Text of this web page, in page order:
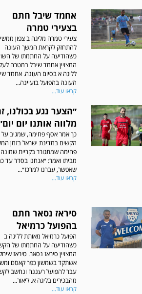
אחמד שיבל חתם
בצעירי טמרה
צעירי טמרה מליגה ב צפון
להתחזק לקראת המשך העונה
כשהודיעה על החתמתו של
המצויין אחמד שיבל במטרה
לליגה א בסיום העונה. אחמד
העונה בהפועל בועיינה...
קראו עוד...
״הצער נגע בכולנו,
מלווה אותנו יום
כך אמר אסף פחימה, שמגיב על
הקשים במדינת ישראל בזמן
פחימה שמתגורר בקריית
מביתו ואמר: ״אנחנו בסדר עד
שאפשר, עברנו למרכז״...
קראו עוד...
סיראז נסאר חתם
בהפועל כרמיאל
הפועל כרמיאל מאותת לליגה ב
כשהודיעה על החתמתו של
המצויין סיראז נסאר. סיראז
אשתקד בשמשון כפר קאסם
עבר להפועל רעננה ונחשב
מהבכירים בליגה א. ליאור...
קראו עוד...